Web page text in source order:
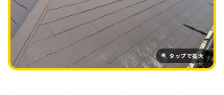
タップで拡大